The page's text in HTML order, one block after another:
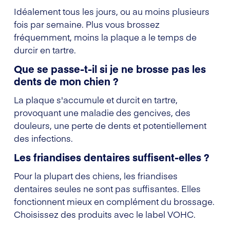
Idéalement tous les jours, ou au moins plusieurs
fois par semaine. Plus vous brossez
fréquemment, moins la plaque a le temps de
durcir en tartre.
Que se passe-t-il si je ne brosse pas les
dents de mon chien ?
La plaque s'accumule et durcit en tartre,
provoquant une maladie des gencives, des
douleurs, une perte de dents et potentiellement
des infections.
Les friandises dentaires suffisent-elles ?
Pour la plupart des chiens, les friandises
dentaires seules ne sont pas suffisantes. Elles
fonctionnent mieux en complément du brossage.
Choisissez des produits avec le label VOHC.